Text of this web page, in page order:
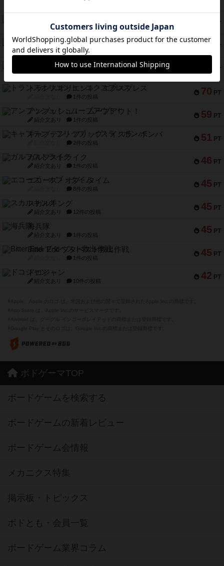
PT
紹介文なし 1件の投稿
76 PT
マーリン
紹介文あり 6件の投稿
PT
フラットアイアン
紹介文なし 2件の投稿
70 PT
トランスオリエント・エクスプレス
1件の投稿
59 PT
アンブッシュ！：ムーブアウト！
紹介文あり 1件の投稿
51 PT
キャプテン・フリップ：イスラ・ボンバ
2件の投稿
46 PT
ガルフストライク
紹介文あり 1件の投稿
45 PT
エコーズ・オブ・タイム
8件の投稿
45 PT
スカルキング
紹介文あり 12件の投稿
45 PT
海兵隊
紹介文あり 1件の投稿
45 PT
Bitter End ブタペスト救出作戦
1件の投稿
42 PT
ドコジャン
紹介文あり 10件の投稿
ボドゲーマTOP
ボードゲームを検索する
ボードゲームの新着レビュー
ボードゲーム会情報
メカニクス特集
掲示板・トピックス
ボドとも・会員一覧
ボードゲーム業界コラム